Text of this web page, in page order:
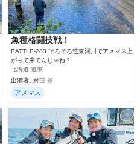
魚種格闘技戦！
BATTLE-283 そろそろ道東河川でアメマス上
がって来てんじゃね？
北海道 道東
出演者: 村田 基
アメマス